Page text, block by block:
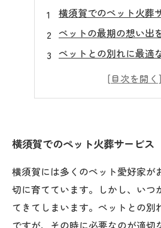
横須賀でのペット火葬
ペットの最期の想い出
ペットとの別れに最適
訪問ペット火葬の専門
横須賀でのペット火葬サービス
横須賀には多くのペット愛好家が
切に育てています。しかし、いつ
てきてしまいます。ペットとの別
ですが、その時に必要なのが適切